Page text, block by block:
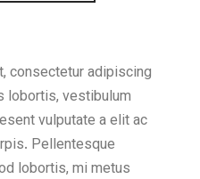
consectetur adipiscing
lobortis, vestibulum
vulputate a elit ac
Pellentesque
lobortis, mi metus